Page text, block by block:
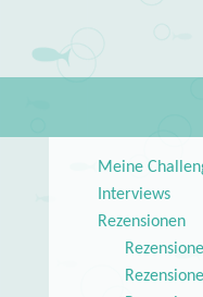
Meine
Interviews
Rezensionen